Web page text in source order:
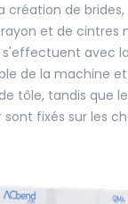
de brides,
et de cintres
s'effectuent avec
de la machine
tôle, tandis que
fixés sur les